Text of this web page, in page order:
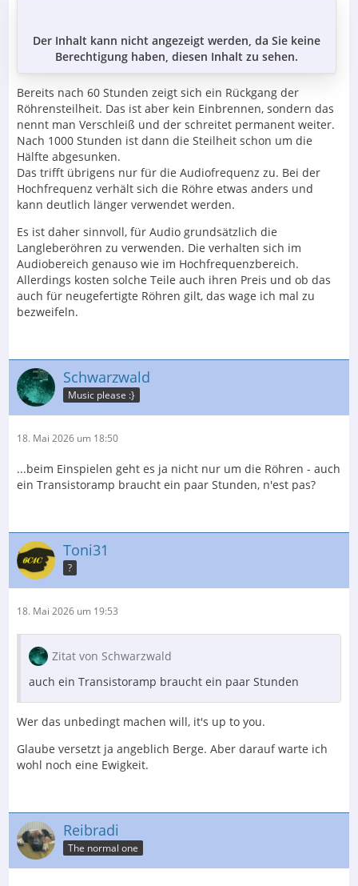
Der Inhalt kann nicht angezeigt werden, da Sie keine
Berechtigung haben, diesen Inhalt zu sehen.
Bereits nach 60 Stunden zeigt sich ein Rückgang der
Röhrensteilheit. Das ist aber kein Einbrennen, sondern das
nennt man Verschleiß und der schreitet permanent weiter.
Nach 1000 Stunden ist dann die Steilheit schon um die
Hälfte abgesunken.
Das trifft übrigens nur für die Audiofrequenz zu. Bei der
Hochfrequenz verhält sich die Röhre etwas anders und
kann deutlich länger verwendet werden.
Es ist daher sinnvoll, für Audio grundsätzlich die
Langleberöhren zu verwenden. Die verhalten sich im
Audiobereich genauso wie im Hochfrequenzbereich.
Allerdings kosten solche Teile auch ihren Preis und ob das
auch für neugefertigte Röhren gilt, das wage ich mal zu
bezweifeln.
Schwarzwald
Music please :}
18. Mai 2026 um 18:50
...beim Einspielen geht es ja nicht nur um die Röhren - auch
ein Transistoramp braucht ein paar Stunden, n'est pas?
Toni31
?
18. Mai 2026 um 19:53
Zitat von Schwarzwald
auch ein Transistoramp braucht ein paar Stunden
Wer das unbedingt machen will, it's up to you.
Glaube versetzt ja angeblich Berge. Aber darauf warte ich
wohl noch eine Ewigkeit.
Reibradi
The normal one